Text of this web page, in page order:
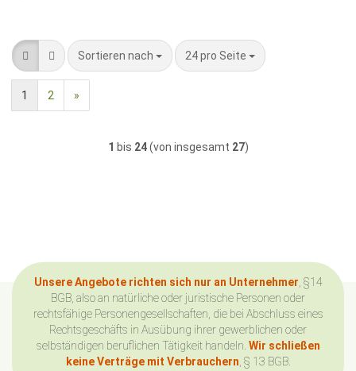
Sortieren nach
Sortieren nach 24 pro Seite
pro Seite
1 2 »
1 bis 24(von insgesamt 27)
Unsere Angebote richten sich nur an Unternehmer , §14
BGB, also an natürliche oder juristische Personen oder
rechtsfähige Personengesellschaften, die bei Abschluss eines
Rechtsgeschäfts in Ausübung ihrer gewerblichen oder
selbständigen beruflichen Tätigkeit handeln. Wir schließen
keine Verträge mit Verbrauchern , § 13 BGB.